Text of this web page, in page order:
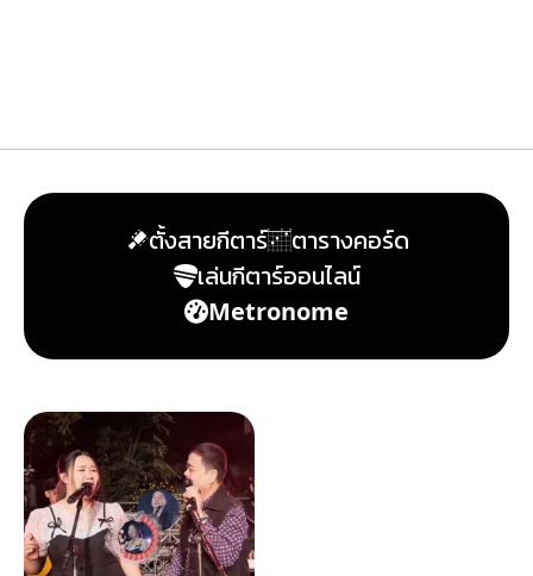
ตั้งสายกีตาร์
ตารางคอร์ด
เล่นกีตาร์ออนไลน์
Metronome